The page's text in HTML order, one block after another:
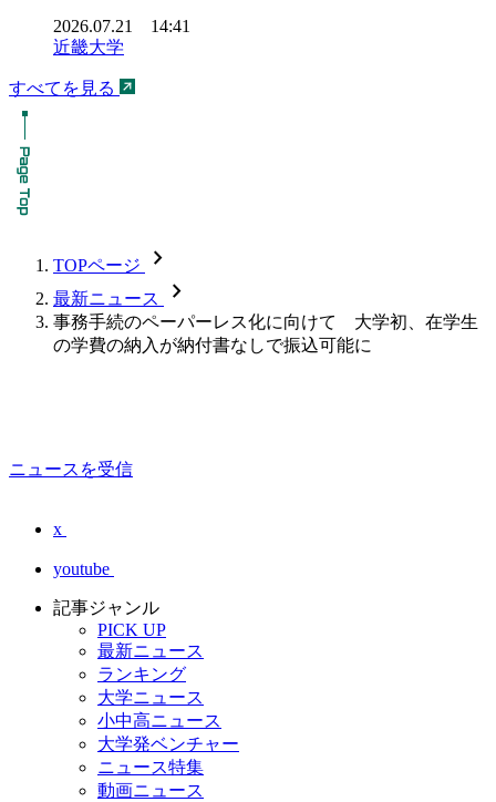
2026.07.21 14:41
近畿大学
すべてを見る
TOPページ chevron_forward
最新ニュース chevron_forward
事務手続のペーパーレス化に向けて 大学初、在学生
の学費の納入が納付書なしで振込可能に
ニュースを受信
x
youtube
記事ジャンル
PICK UP
最新ニュース
ランキング
大学ニュース
小中高ニュース
大学発ベンチャー
ニュース特集
動画ニュース